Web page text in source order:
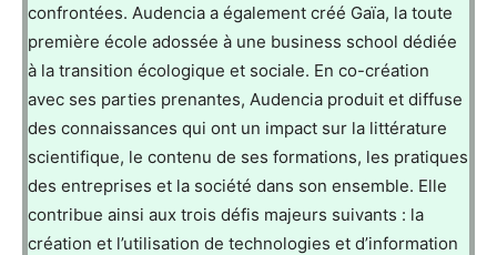
confrontées. Audencia a également créé Gaïa, la toute
première école adossée à une business school dédiée
à la transition écologique et sociale. En co-création
avec ses parties prenantes, Audencia produit et diffuse
des connaissances qui ont un impact sur la littérature
scientifique, le contenu de ses formations, les pratiques
des entreprises et la société dans son ensemble. Elle
contribue ainsi aux trois défis majeurs suivants : la
création et l’utilisation de technologies et d’information